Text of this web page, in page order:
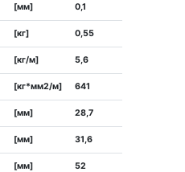
[мм] 0,1
[кг] 0,55
[кг/м] 5,6
[кг*мм2/м] 641
[мм] 28,7
[мм] 31,6
[мм] 52